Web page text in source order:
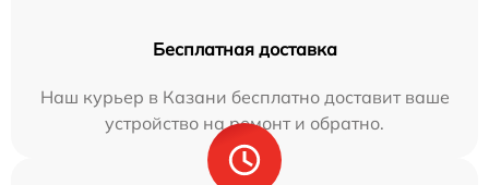
Бесплатная доставка
Наш курьер в Казани бесплатно доставит ваше
устройство на ремонт и обратно.